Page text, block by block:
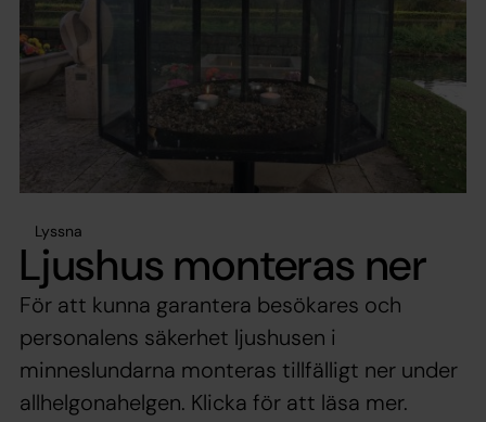
Lyssna
Ljushus monteras ner
För att kunna garantera besökares och
personalens säkerhet ljushusen i
minneslundarna monteras tillfälligt ner under
allhelgonahelgen. Klicka för att läsa mer.